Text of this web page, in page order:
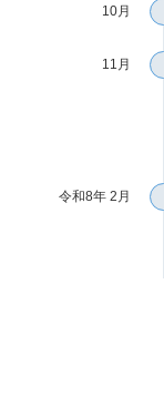
10月
11月
令和8年 2月